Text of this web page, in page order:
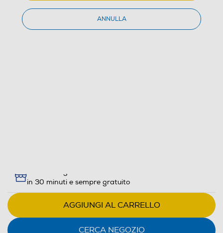
BABYLISS - Rasoio FS991DE-BLACK CHROME /
in 30 minuti e sempre gratuito
AGGIUNGI AL CARRELLO
CERCA NEGOZIO
ANNULLA